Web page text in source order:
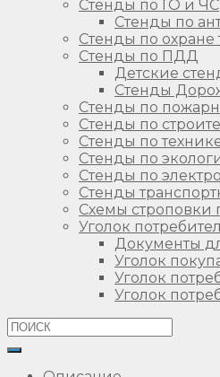
Стенды по ГО и ЧС
Стенды по
Стенды по охране
Стенды по ПДД
Детские
Стенды
Стенды по
Стенды по
Стенды по
Стенды по
Стенды по
Стенды
Схемы строповки
Уголок
Документы
Уголок
Уголок
Уголок